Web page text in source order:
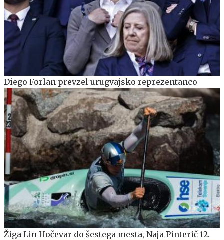
Diego Forlan prevzel urugvajsko reprezentanco
Žiga Lin Hočevar do šestega mesta, Naja Pinterič 12.